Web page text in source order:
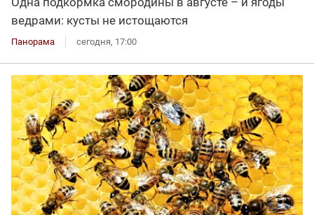
ведрами: кусты не истощаются
Панорама сегодня, 17:00